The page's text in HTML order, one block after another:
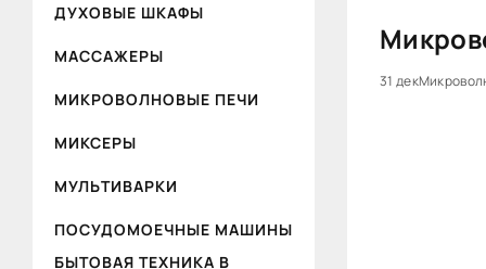
ДУХОВЫЕ ШКАФЫ
МАССАЖЕРЫ
МИКРОВОЛНОВЫЕ ПЕЧИ
МИКСЕРЫ
МУЛЬТИВАРКИ
ПОСУДОМОЕЧНЫЕ МАШИНЫ
БЫТОВАЯ ТЕХНИКА В
31 дек0